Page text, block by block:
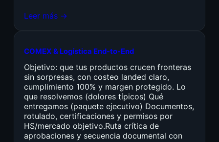
Leer más →
COMEX & Logística End-to-End
Objetivo: que tus productos crucen fronteras
sin sorpresas, con costeo landed claro,
cumplimiento 100% y margen protegido. Lo
que resolvemos (dolores típicos) Qué
entregamos (paquete ejecutivo) Documentos,
rotulado, certificaciones y permisos por
HS/mercado objetivo.Ruta crítica de
aprobaciones y secuencia documental con